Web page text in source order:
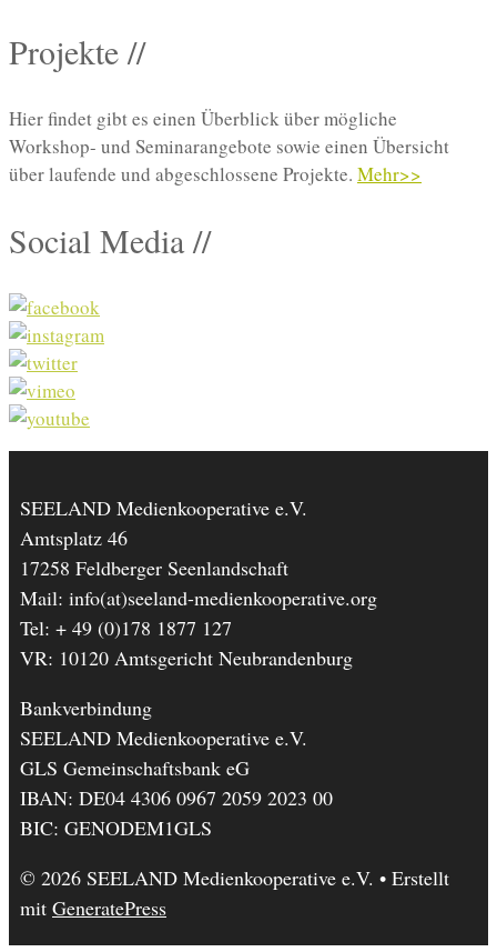
Projekte //
Hier findet gibt es einen Überblick über mögliche
Workshop- und Seminarangebote sowie einen Übersicht
über laufende und abgeschlossene Projekte. Mehr>>
Social Media //
SEELAND Medienkooperative e.V.
Amtsplatz 46
17258 Feldberger Seenlandschaft
Mail: info(at)seeland-medienkooperative.org
Tel: + 49 (0)178 1877 127
VR: 10120 Amtsgericht Neubrandenburg
Bankverbindung
SEELAND Medienkooperative e.V.
GLS Gemeinschaftsbank eG
IBAN: DE04 4306 0967 2059 2023 00
BIC: GENODEM1GLS
© 2026 SEELAND Medienkooperative e.V. • Erstellt
mit GeneratePress